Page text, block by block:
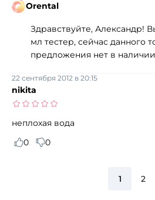
Orental
Здравствуйте, Александр!
мл тестер, сейчас данного
предложения нет в
nikita
22 сентября 2012 в 20:15
неплохая вода
0
0
1 2